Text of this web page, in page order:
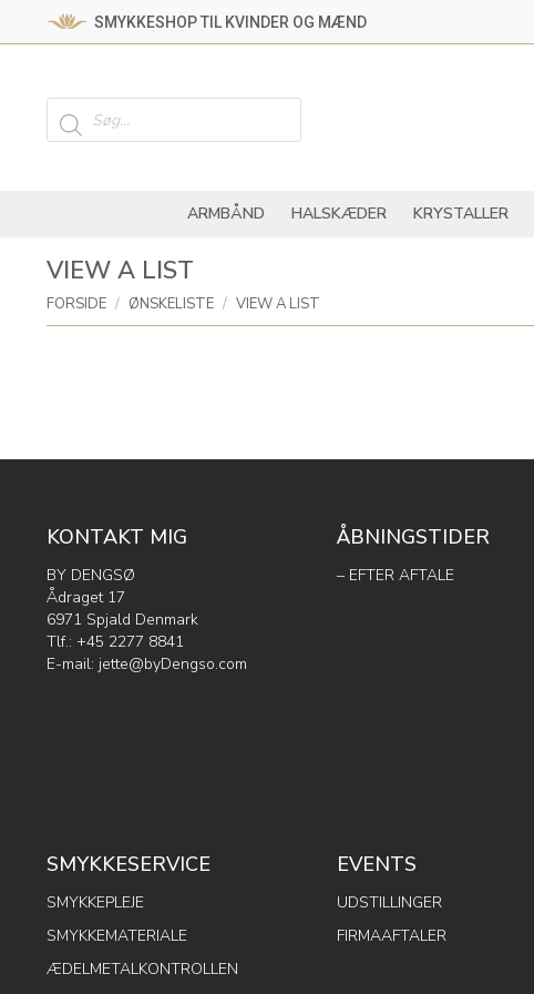
SMYKKESHOP TIL KVINDER OG MÆND
search
ARMBÅND HALSKÆDER KRYSTALLER
VIEW A LIST
You are here:
FORSIDE ØNSKELISTE VIEW A LIST
KONTAKT MIG
BY DENGSØ
Ådraget 17
6971 Spjald Denmark
Tlf.: +45 2277 8841
E-mail: jette@byDengso.com
ÅBNINGSTIDER
– EFTER AFTALE
SMYKKESERVICE
SMYKKEPLEJE
SMYKKEMATERIALE
ÆDELMETALKONTROLLEN
EVENTS
UDSTILLINGER
FIRMAAFTALER